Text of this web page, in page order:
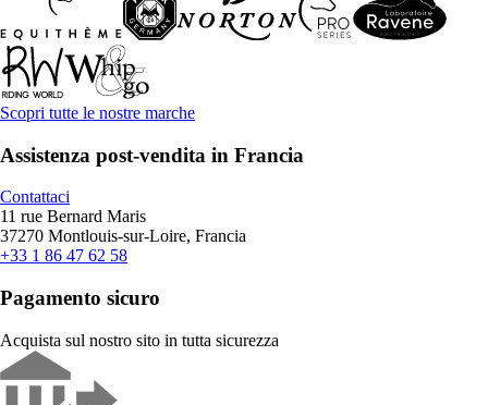
Scopri tutte le nostre marche
Assistenza post-vendita in Francia
Contattaci
11 rue Bernard Maris
37270 Montlouis-sur-Loire, Francia
+33 1 86 47 62 58
Pagamento sicuro
Acquista sul nostro sito in tutta sicurezza